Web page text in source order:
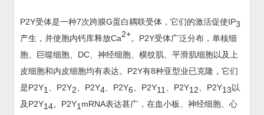
P2Y受体是一种7次跨膜G蛋白耦联受体，它们的激活促使IP3
产生，并使胞内钙库释放Ca2+。P2Y受体广泛分布，单核细
胞、巨噬细胞、DC、神经细胞、横纹肌、平滑肌细胞以及上
皮细胞和内皮细胞均有表达。P2Y有8种亚型业已克隆，它们
是P2Y1 、P2Y2 、P2Y4 、P2Y6 、P2Y11 、P2Y12 、P2Y13以
及P2Y14。P2Y1 mRNA表达甚广，在血小板、神经细胞、心